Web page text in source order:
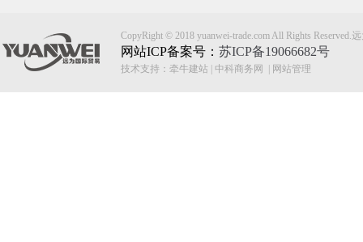
CopyRight © 2018 yuanwei-trade.com All Rights
网站ICP备案号： 苏ICP备19066682号
技术支持： 牵牛建站 中科商务网 网站管理